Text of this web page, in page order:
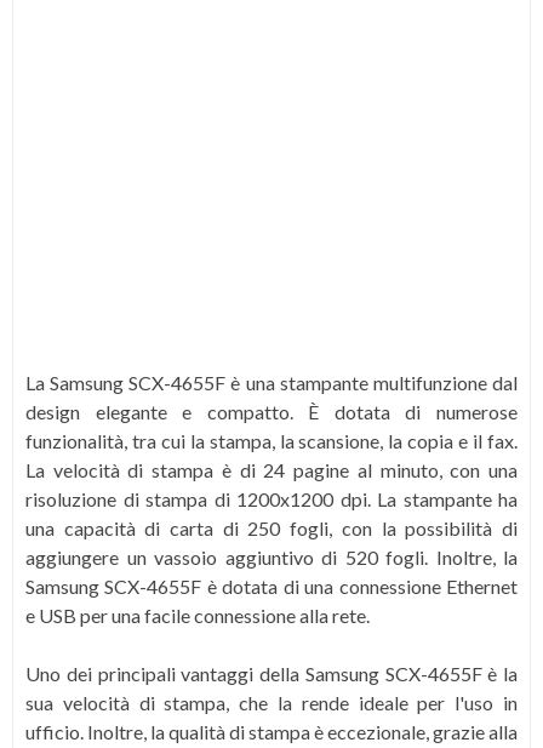
La Samsung SCX-4655F è una stampante multifunzione dal
design elegante e compatto. È dotata di numerose
funzionalità, tra cui la stampa, la scansione, la copia e il fax.
La velocità di stampa è di 24 pagine al minuto, con una
risoluzione di stampa di 1200x1200 dpi. La stampante ha
una capacità di carta di 250 fogli, con la possibilità di
aggiungere un vassoio aggiuntivo di 520 fogli. Inoltre, la
Samsung SCX-4655F è dotata di una connessione Ethernet
e USB per una facile connessione alla rete.
Uno dei principali vantaggi della Samsung SCX-4655F è la
sua velocità di stampa, che la rende ideale per l'uso in
ufficio. Inoltre, la qualità di stampa è eccezionale, grazie alla